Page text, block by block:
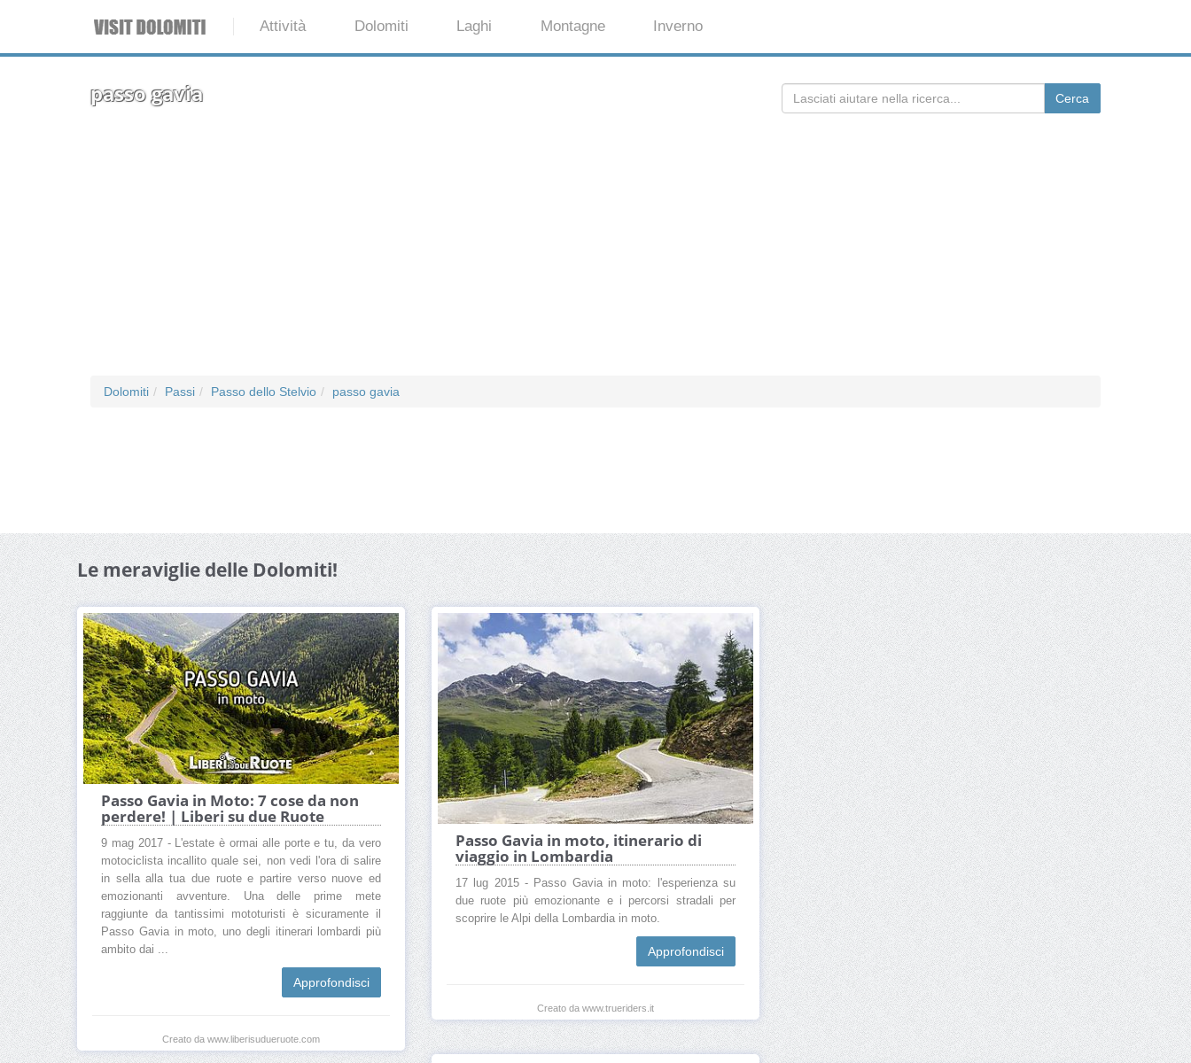
Attività Dolomiti Laghi Montagne Inverno
passo gavia
Dolomiti Passi Passo dello Stelvio passo gavia
Le meraviglie delle Dolomiti!
Passo Gavia in Moto: 7 cose da non
perdere! | Liberi su due Ruote
9 mag 2017 - L'estate è ormai alle porte e tu, da vero
motociclista incallito quale sei, non vedi l'ora di salire
in sella alla tua due ruote e partire verso nuove ed
emozionanti avventure. Una delle prime mete
raggiunte da tantissimi mototuristi è sicuramente il
Passo Gavia in moto, uno degli itinerari lombardi più
ambito dai ...
Approfondisci
Creato da www.liberisudueruote.com
Passo Gavia in moto, itinerario di
viaggio in Lombardia
17 lug 2015 - Passo Gavia in moto: l'esperienza su
due ruote più emozionante e i percorsi stradali per
scoprire le Alpi della Lombardia in moto.
Approfondisci
Creato da www.trueriders.it